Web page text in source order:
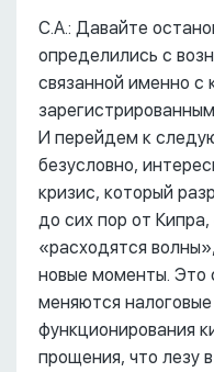
С.А.: Давайте
определились с
связанной именно с
И перейдем к
безусловно,
кризис, который
до сих пор от
«расходятся
новые моменты. Это
меняются
функционирования
прощения, что лезу